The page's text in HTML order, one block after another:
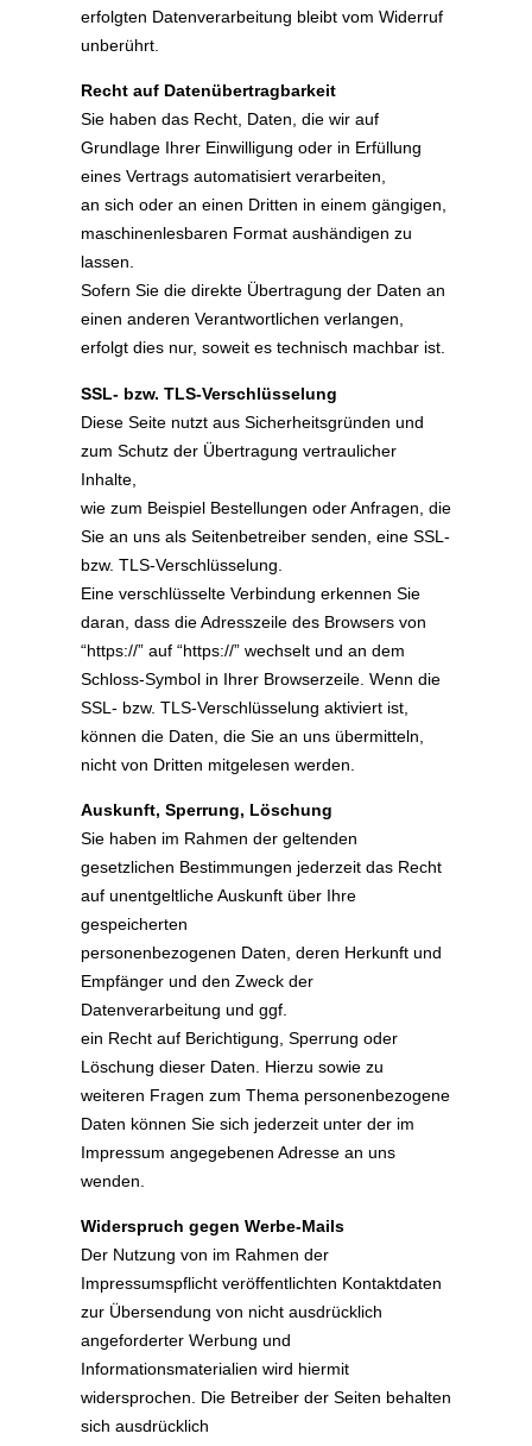
erfolgten Datenverarbeitung bleibt vom Widerruf
unberührt.
Recht auf Datenübertragbarkeit
Sie haben das Recht, Daten, die wir auf
Grundlage Ihrer Einwilligung oder in Erfüllung
eines Vertrags automatisiert verarbeiten,
an sich oder an einen Dritten in einem gängigen,
maschinenlesbaren Format aushändigen zu
lassen.
Sofern Sie die direkte Übertragung der Daten an
einen anderen Verantwortlichen verlangen,
erfolgt dies nur, soweit es technisch machbar ist.
SSL- bzw. TLS-Verschlüsselung
Diese Seite nutzt aus Sicherheitsgründen und
zum Schutz der Übertragung vertraulicher
Inhalte,
wie zum Beispiel Bestellungen oder Anfragen, die
Sie an uns als Seitenbetreiber senden, eine SSL-
bzw. TLS-Verschlüsselung.
Eine verschlüsselte Verbindung erkennen Sie
daran, dass die Adresszeile des Browsers von
“https://” auf “https://” wechselt und an dem
Schloss-Symbol in Ihrer Browserzeile. Wenn die
SSL- bzw. TLS-Verschlüsselung aktiviert ist,
können die Daten, die Sie an uns übermitteln,
nicht von Dritten mitgelesen werden.
Auskunft, Sperrung, Löschung
Sie haben im Rahmen der geltenden
gesetzlichen Bestimmungen jederzeit das Recht
auf unentgeltliche Auskunft über Ihre
gespeicherten
personenbezogenen Daten, deren Herkunft und
Empfänger und den Zweck der
Datenverarbeitung und ggf.
ein Recht auf Berichtigung, Sperrung oder
Löschung dieser Daten. Hierzu sowie zu
weiteren Fragen zum Thema personenbezogene
Daten können Sie sich jederzeit unter der im
Impressum angegebenen Adresse an uns
wenden.
Widerspruch gegen Werbe-Mails
Der Nutzung von im Rahmen der
Impressumspflicht veröffentlichten Kontaktdaten
zur Übersendung von nicht ausdrücklich
angeforderter Werbung und
Informationsmaterialien wird hiermit
widersprochen. Die Betreiber der Seiten behalten
sich ausdrücklich